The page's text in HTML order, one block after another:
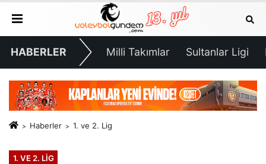
HABERLER Milli Takımlar Sultanlar Ligi
Haberler 1. ve 2. Lig
1. VE 2. LIG